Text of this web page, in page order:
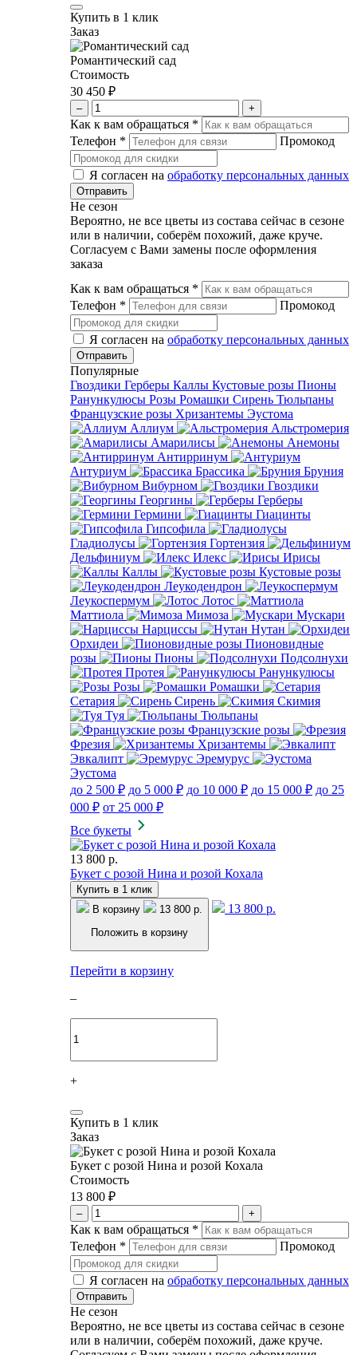
Купить в 1 клик
Заказ
Романтический сад
Стоимость
30 450 ₽
– +
Как к вам обращаться *
Телефон * Промокод
Я согласен на обработку персональных данных
Не сезон
Вероятно, не все цветы из состава сейчас в сезоне
или в наличии, соберём похожий, даже круче.
Согласуем с Вами замены после оформления
заказа
Как к вам обращаться *
Телефон * Промокод
Я согласен на обработку персональных данных
Популярные
Гвоздики Герберы Каллы Кустовые розы Пионы
Ранункулюсы Розы Ромашки Сирень Тюльпаны
Французские розы Хризантемы Эустома
Аллиум
Альстромерия
Амарилисы
Анемоны
Антирринум
Антуриум
Брассика
Бруния
Вибурном
Гвоздики
Георгины
Герберы
Гермини
Гиацинты
Гипсофила
Гладиолусы
Гортензия
Дельфиниум
Илекс
Ирисы
Каллы
Кустовые розы
Леукодендрон
Леукоспермум
Лотос
Маттиола
Мимоза
Мускари
Нарциссы
Нутан
Орхидеи
Пионовидные
розы
Пионы
Подсолнухи
Протея
Ранункулюсы
Розы
Ромашки
Сетария
Сирень
Скимия
Туя
Тюльпаны
Французские розы
Фрезия
Хризантемы
Эвкалипт
Эремурус
Эустома
до 2 500 ₽ до 5 000 ₽ до 10 000 ₽ до 15 000 ₽ до 25
000 ₽ от 25 000 ₽
Все букеты
13 800 р.
Букет с розой Нина и розой Кохала
Купить в 1 клик
В корзину
13 800 р.
Положить в корзину
13 800 р.
Перейти в корзину
–
+
Купить в 1 клик
Заказ
Букет с розой Нина и розой Кохала
Стоимость
13 800 ₽
– +
Как к вам обращаться *
Телефон * Промокод
Я согласен на обработку персональных данных
Не сезон
Вероятно, не все цветы из состава сейчас в сезоне
или в наличии, соберём похожий, даже круче.